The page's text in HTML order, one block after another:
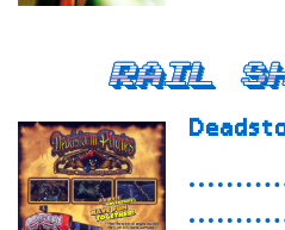
Rail